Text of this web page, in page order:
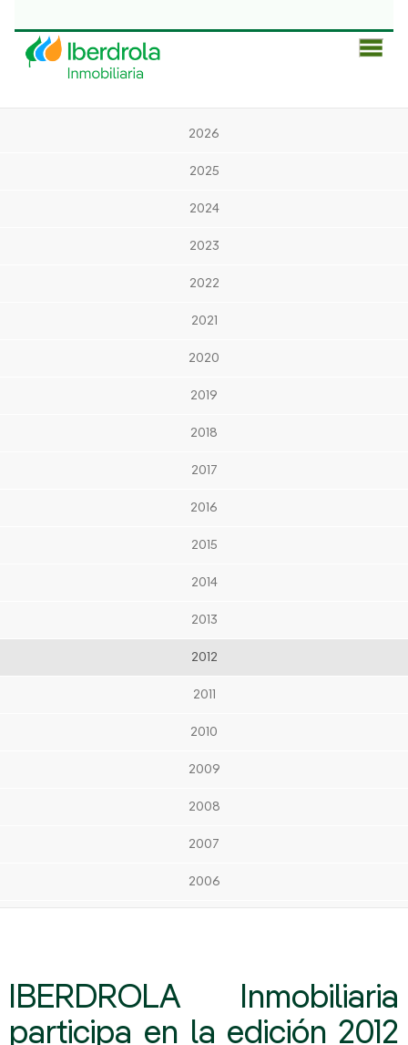
2026
2025
2024
2023
2022
2021
2020
2019
2018
2017
2016
2015
2014
2013
2012
2011
2010
2009
2008
2007
2006
IBERDROLA Inmobiliaria
participa en la edición 2012